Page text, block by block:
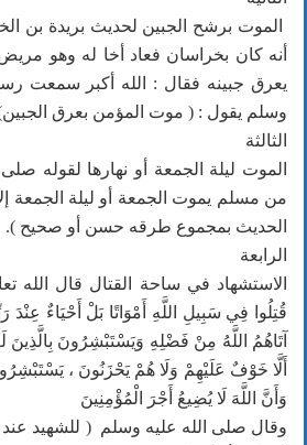
الموت برشح الجبين لحديث بريدة بن
أنه كان بخراسان فعاد أخا له وهو
يعرق جبينه فقال : الله أكبر سمعت
وسلم يقول : ( موت المؤمن بعرق
الثالثة
الموت ليلة الجمعة أو نهارها لقوله
من مسلم يموت الجمعة أو ليلة الجمعة
الحديث بمجموع طرقه حسن أو صحيح ).
الرابعة
الاستشهاد في ساحة القتال قال الله
قُتِلُوا فِي سَبِيلِ اللَّهِ أَمْوَاتًا بَلْ أَحْيَاءٌ
آتَاهُمُ اللَّهُ مِنْ فَضْلِهِ وَيَسْتَبْشِرُونَ بِالَّذِينَ
أَلَّا خَوْفٌ عَلَيْهِمْ وَلَا هُمْ يَحْزَنُونَ ،
وَأَنَّ اللَّهَ لَا يُضِيعُ أَجْرَ الْمُؤْمِنِينَ
وقال صلى الله عليه وسلم ( للشهيد